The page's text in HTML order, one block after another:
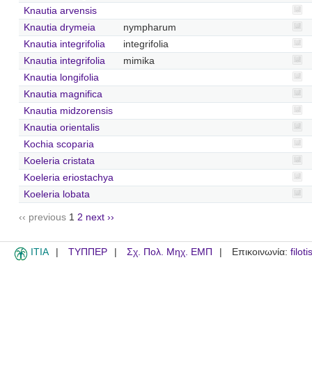
Knautia arvensis
Knautia drymeia
nympharum
Knautia integrifolia
integrifolia
Knautia integrifolia
mimika
Knautia longifolia
Knautia magnifica
Knautia midzorensis
Knautia orientalis
Kochia scoparia
Koeleria cristata
Koeleria eriostachya
Koeleria lobata
‹‹ previous 1 2 next ››
ITIA ΤΥΠΠΕΡ Σχ. Πολ. Μηχ. ΕΜΠ Επικοινωνία: